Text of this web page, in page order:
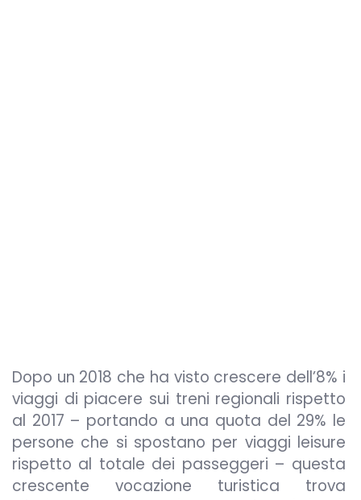
Dopo un 2018 che ha visto crescere dell’8% i
viaggi di piacere sui treni regionali rispetto
al 2017 – portando a una quota del 29% le
persone che si spostano per viaggi leisure
rispetto al totale dei passeggeri – questa
crescente vocazione turistica trova